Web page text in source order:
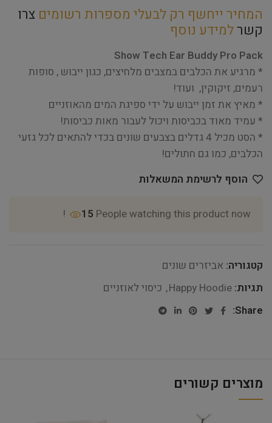
המחיר ייחשף רק לבעלי מספרות רשומים צרו
קשרלמידע נוסף
Show Tech Ear Buddy Pro Pack
* מרגיע את הכלבים במצבים מלחיצים, כגון ייבוש , סופות
רעמים, זיקוקין, ועוד!
* מאיץ את זמן ייבוש על ידי ספיגת המים מהאוזניים
* עמיד מאוד בכביסות ויכול לעבור מאות כביסות!
* הסט מכיל 4 גדלים בצבעים שונים בכדי להתאים לכל גזעי
הכלבים, כמו גם חתולים!
הוסף לרשימת המשאלות
15 People watching this product now!
קטגוריה: אביזרים שונים
תגיות: Happy Hoodie
, כיסוי לאוזניים
Share:
מוצרים קשורים